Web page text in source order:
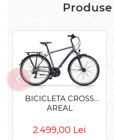
BICICLETA CROSS
AREAL
2.499,00 Lei